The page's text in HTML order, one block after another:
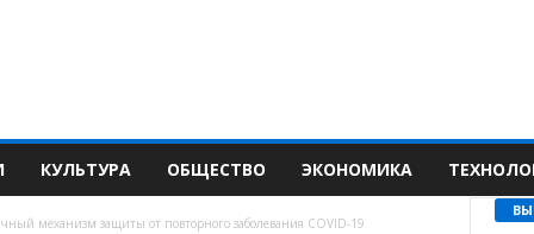
КУЛЬТУРА ОБЩЕСТВО ЭКОНОМИКА
механизм защиты от повторного заболевания COVID-19